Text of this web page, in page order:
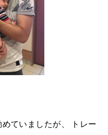
ていましたが、 トレー